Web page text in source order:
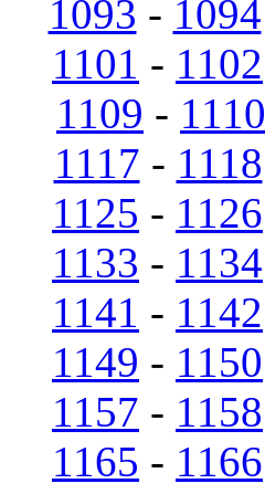
1093 - 1094
1101 - 1102
1109 - 1110
1117 - 1118
1125 - 1126
1133 - 1134
1141 - 1142
1149 - 1150
1157 - 1158
1165 - 1166